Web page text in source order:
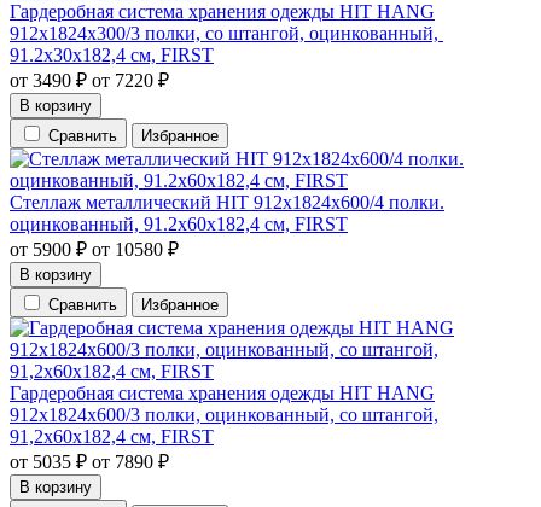
Гардеробная система хранения одежды HIT HANG
912х1824х300/3 полки, со штангой, оцинкованный,
91.2х30х182,4 см, FIRST
от 3490 ₽ от 7220 ₽
В корзину
Сравнить
Избранное
Стеллаж металлический HIT 912х1824х600/4 полки.
оцинкованный, 91.2х60х182,4 см, FIRST
от 5900 ₽ от 10580 ₽
В корзину
Сравнить
Избранное
Гардеробная система хранения одежды HIT HANG
912х1824х600/3 полки, оцинкованный, со штангой,
91,2х60х182,4 см, FIRST
от 5035 ₽ от 7890 ₽
В корзину